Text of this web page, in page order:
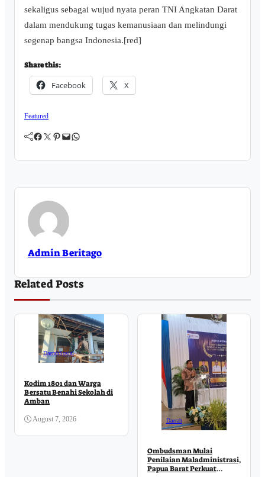
sekaligus sebagai wujud nyata peran TNI Angkatan Darat
dalam mendukung tugas kemanusiaan dan melindungi
segenap bangsa Indonesia.[red]
Share this:
Facebook X
Featured
Facebook Twitter Pinterest Mail WhatsApp
Admin Beritago
Related Posts
DaerahSosial
Kodim 1801 dan Warga
Bersatu Benahi Sekolah di
Amban
August 7, 2026 Daerah
Ombudsman Mulai
Penilaian Maladministrasi,
Papua Barat Perkuat